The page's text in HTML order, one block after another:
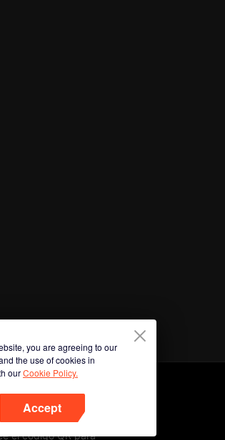
you are agreeing to our
the use of cookies in
ourCookie Policy.
Accept
el código QR para